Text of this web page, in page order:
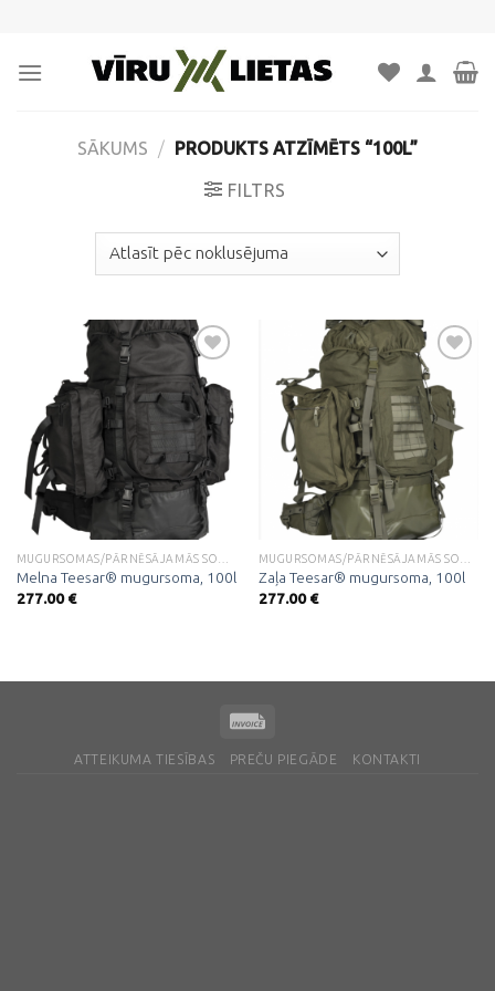
content
SĀKUMS / PRODUKTS ATZĪMĒTS “100L”
FILTRS
Pievienot
vēlmju
sarakstam
Melna Teesar® mugursoma, 100l
277.00€
Pievienot
vēlmju
sarakstam
Zaļa Teesar® mugursoma, 100l
277.00€
ATTEIKUMA TIESĪBAS PREČU PIEGĀDE KONTAKTI